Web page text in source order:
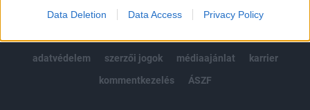
Data Deletion Data Access Privacy Policy
© 2026 Portfolio
adatvédelem
szerzői jogok médiaajánlat
karrier
kommentkezelés
ÁSZF